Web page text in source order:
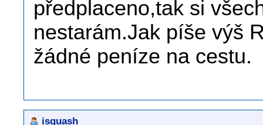
předplaceno,tak si
nestarám.Jak píše výš
žádné peníze na cestu.
isquash